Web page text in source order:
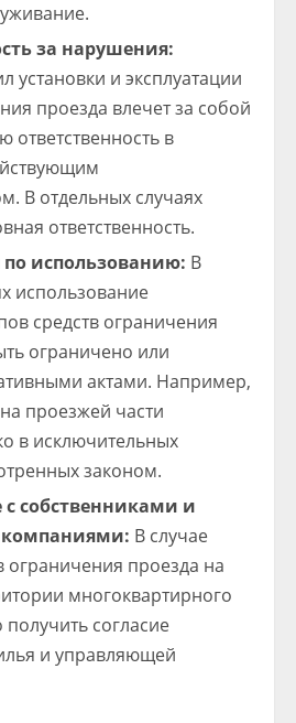
за нарушения:
установки и эксплуатации
проезда влечет за собой
ответственность в
В отдельных случаях
ответственность.
использованию: В
использование
средств ограничения
ограничено или
актами. Например,
проезжей части
в исключительных
законом.
с собственниками и
В случае
ограничения проезда на
многоквартирного
согласие
и управляющей